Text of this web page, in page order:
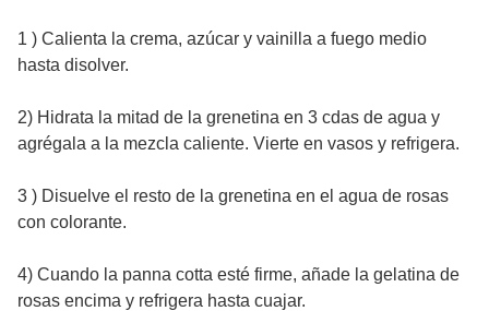
1 ) Calienta la crema, azúcar y vainilla a fuego medio
hasta disolver.
2) Hidrata la mitad de la grenetina en 3 cdas de agua y
agrégala a la mezcla caliente. Vierte en vasos y refrigera.
3 ) Disuelve el resto de la grenetina en el agua de rosas
con colorante.
4) Cuando la panna cotta esté firme, añade la gelatina de
rosas encima y refrigera hasta cuajar.